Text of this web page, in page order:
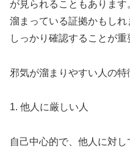
が見られることもありま
溜まっている証拠かもし
しっかり確認することが重
邪気が溜まりやすい人の特
1. 他人に厳しい人
自己中心的で、他人に対し